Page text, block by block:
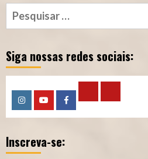
Pesquisar
por:
Siga nossas redes sociais:
InstagramYouTubeFacebook
Calculadora
–
Calculadora
–
Inscreva-se: